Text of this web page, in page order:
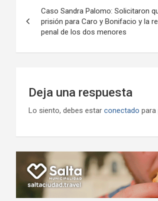
o
k
p
p
m
de
entradas
Caso Sandra Palomo: Solicitaron
prisión para Caro y Bonifacio y la
penal de los dos menores
Deja una respuesta
Lo siento, debes estar conectado para